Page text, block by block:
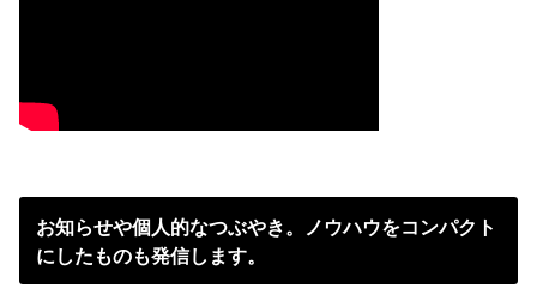
お知らせや個人的なつぶやき。ノウハウをコンパクト
にしたものも発信します。